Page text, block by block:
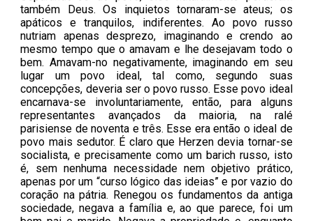
também Deus. Os inquietos tornaram-se ateus; os
apáticos e tranquilos, indiferentes. Ao povo russo
nutriam apenas desprezo, imaginando e crendo ao
mesmo tempo que o amavam e lhe desejavam todo o
bem. Amavam-no negativamente, imaginando em seu
lugar um povo ideal, tal como, segundo suas
concepções, deveria ser o povo russo. Esse povo ideal
encarnava-se involuntariamente, então, para alguns
representantes avançados da maioria, na ralé
parisiense de noventa e três. Esse era então o ideal de
povo mais sedutor. É claro que Herzen devia tornar-se
socialista, e precisamente como um barich russo, isto
é, sem nenhuma necessidade nem objetivo prático,
apenas por um “curso lógico das ideias” e por vazio do
coração na pátria. Renegou os fundamentos da antiga
sociedade, negava a família e, ao que parece, foi um